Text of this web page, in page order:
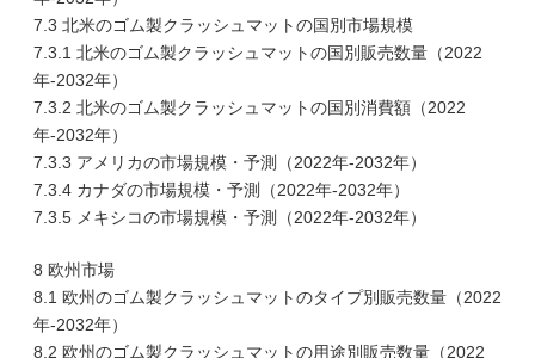
7.3 北米のゴム製クラッシュマットの国別市場規模
7.3.1 北米のゴム製クラッシュマットの国別販売数量（2022
年-2032年）
7.3.2 北米のゴム製クラッシュマットの国別消費額（2022
年-2032年）
7.3.3 アメリカの市場規模・予測（2022年-2032年）
7.3.4 カナダの市場規模・予測（2022年-2032年）
7.3.5 メキシコの市場規模・予測（2022年-2032年）
8 欧州市場
8.1 欧州のゴム製クラッシュマットのタイプ別販売数量（2022
年-2032年）
8.2 欧州のゴム製クラッシュマットの用途別販売数量（2022